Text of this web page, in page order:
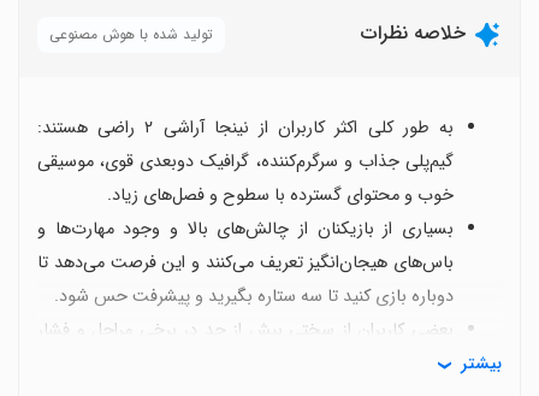
خلاصه نظرات تولید شده با هوش مصنوعی
به طور کلی اکثر کاربران از نینجا آراشی ۲ راضی هستند:
گیم‌پلی جذاب و سرگرم‌کننده، گرافیک دوبعدی قوی، موسیقی
خوب و محتوای گسترده با سطوح و فصل‌های زیاد.
بسیاری از بازیکنان از چالش‌های بالا و وجود مهارت‌ها و
باس‌های هیجان‌انگیز تعریف می‌کنند و این فرصت می‌دهد تا
دوباره بازی کنید تا سه ستاره بگیرید و پیشرفت حس شود.
بعضی کاربران از سختی بیش از حد در برخی مراحل و فشار
عصبی ناشی از آن شکایت دارند و پیشنهاد می‌کنند گزینه‌های بیشتر